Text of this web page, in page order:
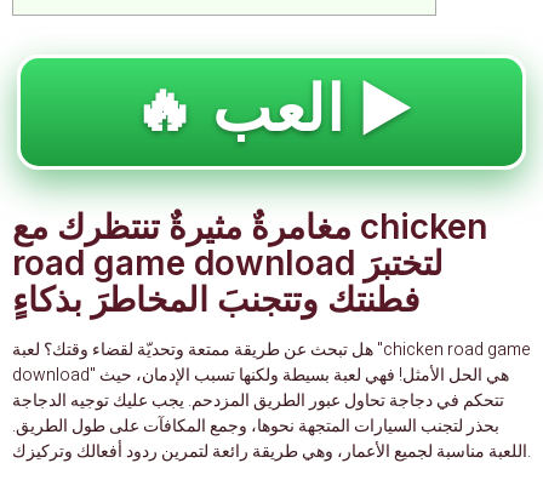
🔥 العب ▶️
مغامرةٌ مثيرةٌ تنتظرك مع chicken
road game download لتختبرَ
فطنتك وتتجنبَ المخاطرَ بذكاءٍ
هل تبحث عن طريقة ممتعة وتحديّة لقضاء وقتك؟ لعبة "chicken road game
download" هي الحل الأمثل! فهي لعبة بسيطة ولكنها تسبب الإدمان، حيث
تتحكم في دجاجة تحاول عبور الطريق المزدحم. يجب عليك توجيه الدجاجة
بحذر لتجنب السيارات المتجهة نحوها، وجمع المكافآت على طول الطريق.
اللعبة مناسبة لجميع الأعمار، وهي طريقة رائعة لتمرين ردود أفعالك وتركيزك.